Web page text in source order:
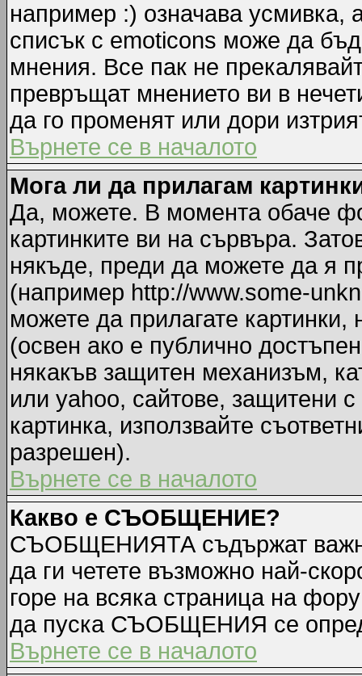
например :) означава усмивка,
списък с emoticons може да
мнения. Все пак не
превръщат мнението ви в
да го променят или дори
Върнете се в началото
Мога ли да прилагам
Да, можете. В момента обаче
картинките ви на сървъра.
някъде, преди да можете да я
(например http://www.some-
можете да прилагате
(освен ако е публично
някакъв защитен механизъм,
или yahoo, сайтове, защитени
картинка, използвайте
разрешен).
Върнете се в началото
Какво е СЪОБЩЕНИЕ?
СЪОБЩЕНИЯТА съдържат
да ги четете възможно най-
горе на всяка страница на
да пуска СЪОБЩЕНИЯ се
Върнете се в началото